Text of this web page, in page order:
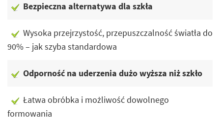
Bezpieczna alternatywa dla szkła
Wysoka przejrzystość, przepuszczalność światła do
90% – jak szyba standardowa
Odporność na uderzenia dużo wyższa niż szkło
Łatwa obróbka i możliwość dowolnego
formowania